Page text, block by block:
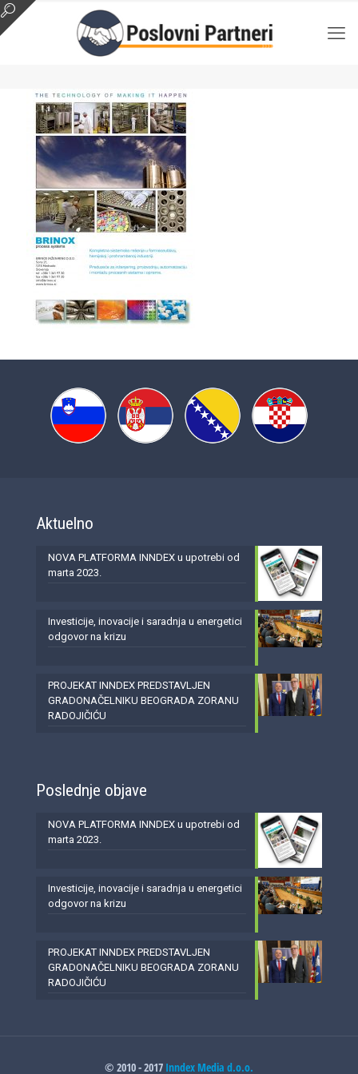
Aktuelno
NOVA PLATFORMA INNDEX u upotrebi od
marta 2023.
Investicije, inovacije i saradnja u energetici
odgovor na krizu
PROJEKAT INNDEX PREDSTAVLJEN
GRADONAČELNIKU BEOGRADA ZORANU
RADOJIČIĆU
Poslednje objave
NOVA PLATFORMA INNDEX u upotrebi od
marta 2023.
Investicije, inovacije i saradnja u energetici
odgovor na krizu
PROJEKAT INNDEX PREDSTAVLJEN
GRADONAČELNIKU BEOGRADA ZORANU
RADOJIČIĆU
© 2010 - 2017 Inndex Media d.o.o.